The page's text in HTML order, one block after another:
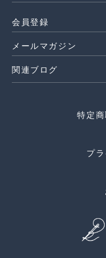
会員登録
メールマガジン
関連ブログ
特定
プ